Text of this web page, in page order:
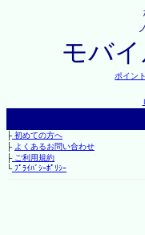
モバ
ポイント
├初めての方へ
├ よくあるお問い合わせ
├ご利用規約
└ﾌﾟﾗｲﾊﾞｼｰﾎﾟﾘｼｰ